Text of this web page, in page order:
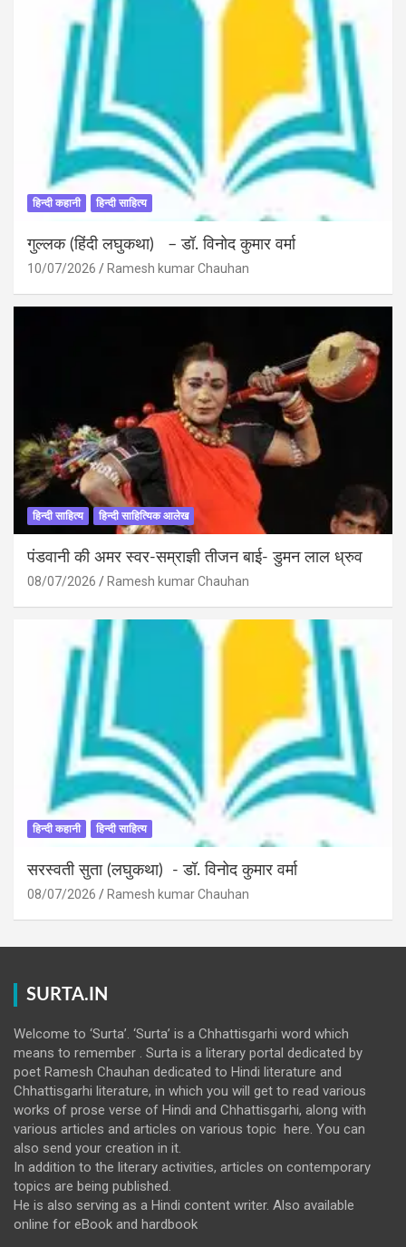
हिन्दी कहानी हिन्दी साहित्य
गुल्लक (हिंदी लघुकथा) – डॉ. विनोद कुमार वर्मा
10/07/2026 Ramesh kumar Chauhan
हिन्दी साहित्य हिन्दी साहित्यिक आलेख
पंडवानी की अमर स्वर-सम्राज्ञी तीजन बाई- डुमन लाल ध्रुव
08/07/2026 Ramesh kumar Chauhan
हिन्दी कहानी हिन्दी साहित्य
सरस्वती सुता (लघुकथा) ​- डॉ. विनोद कुमार वर्मा
08/07/2026 Ramesh kumar Chauhan
SURTA.IN
Welcome to ‘Surta’. ‘Surta’ is a Chhattisgarhi word which
means to remember . Surta is a literary portal dedicated by
poet Ramesh Chauhan dedicated to Hindi literature and
Chhattisgarhi literature, in which you will get to read various
works of prose verse of Hindi and Chhattisgarhi, along with
various articles and articles on various topic here. You can
also send your creation in it.
In addition to the literary activities, articles on contemporary
topics are being published.
He is also serving as a Hindi content writer. Also available
online for eBook and hardbook